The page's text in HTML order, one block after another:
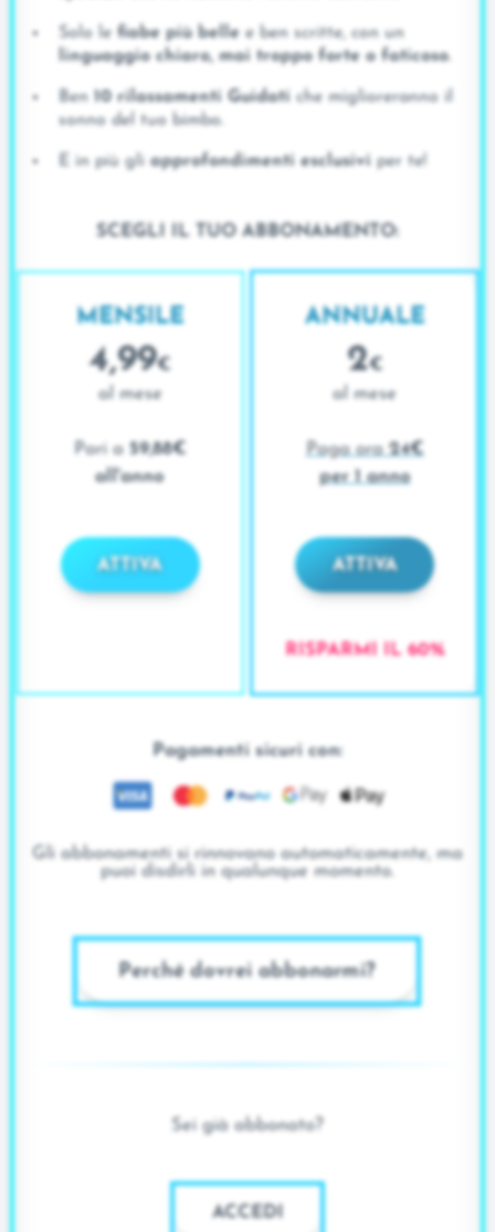
Solo lefiabe più belle e ben scritte, con un
linguaggio chiaro, mai troppo forte o faticoso.
Ben10 rilassamenti Guidati che miglioreranno il
sonno del tuo bimbo.
E in più gliapprofondimenti esclusivi per te!
SCEGLI IL TUO ABBONAMENTO:
MENSILE
4,99€
al mese
Pari a 59,88€
all'anno
ATTIVA
ANNUALE
2€
al mese
Paga ora24€
per 1 anno
ATTIVA
RISPARMI IL 60%
Pagamenti sicuri con:
Gli abbonamenti si rinnovano automaticamente, ma
puoi disdirli in qualunque momento.
Perché dovrei abbonarmi?
Sei già abbonato?
ACCEDI